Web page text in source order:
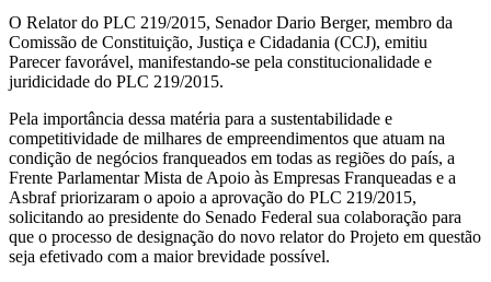
O Relator do PLC 219/2015, Senador Dario Berger, membro da
Comissão de Constituição, Justiça e Cidadania (CCJ), emitiu
Parecer favorável, manifestando-se pela constitucionalidade e
juridicidade do PLC 219/2015.
Pela importância dessa matéria para a sustentabilidade e
competitividade de milhares de empreendimentos que atuam na
condição de negócios franqueados em todas as regiões do país, a
Frente Parlamentar Mista de Apoio às Empresas Franqueadas e a
Asbraf priorizaram o apoio a aprovação do PLC 219/2015,
solicitando ao presidente do Senado Federal sua colaboração para
que o processo de designação do novo relator do Projeto em questão
seja efetivado com a maior brevidade possível.